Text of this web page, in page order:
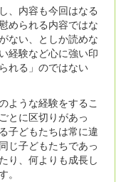
、内容も今回はなる
められる内容ではな
ない、としか読めな
経験など心に強い印
れる」のではない
ような経験をするこ
とに区切りがあっ
子どもたちは常に違
じ子どもたちであっ
り、何よりも成長し
。